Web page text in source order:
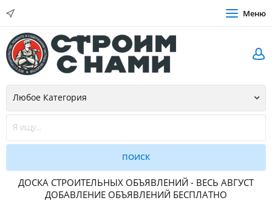
Меню
ДОСКА СТРОИТЕЛЬНЫХ ОБЪЯВЛЕНИЙ - ВЕСЬ АВГУСТ
ДОБАВЛЕНИЕ ОБЪЯВЛЕНИЙ БЕСПЛАТНО